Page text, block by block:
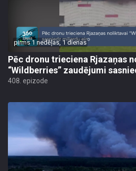
pirms 1 nedēļas, 1 dienas
Pēc dronu trieciena Rjazaņas
“Wildberries” zaudējumi
408. epizode